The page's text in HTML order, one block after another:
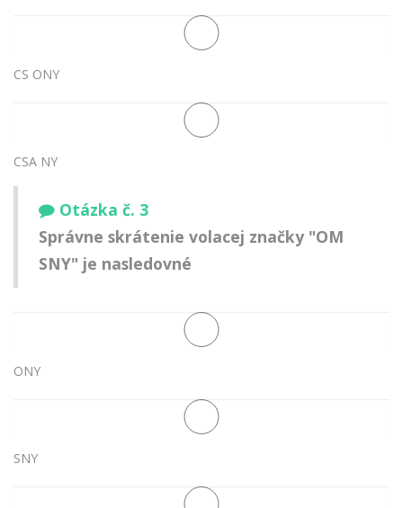
CS ONY
CSA NY
Otázka č. 3
Správne skrátenie volacej značky "OM
SNY" je nasledovné
ONY
SNY